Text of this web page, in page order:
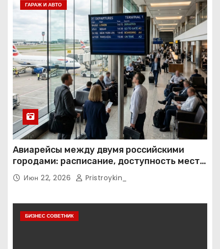
ГАРАЖ И АВТО
Авиарейсы между двумя российскими
городами: расписание, доступность мест и
тарифные условия
Июн 22, 2026 Pristroykin_
БИЗНЕС СОВЕТНИК